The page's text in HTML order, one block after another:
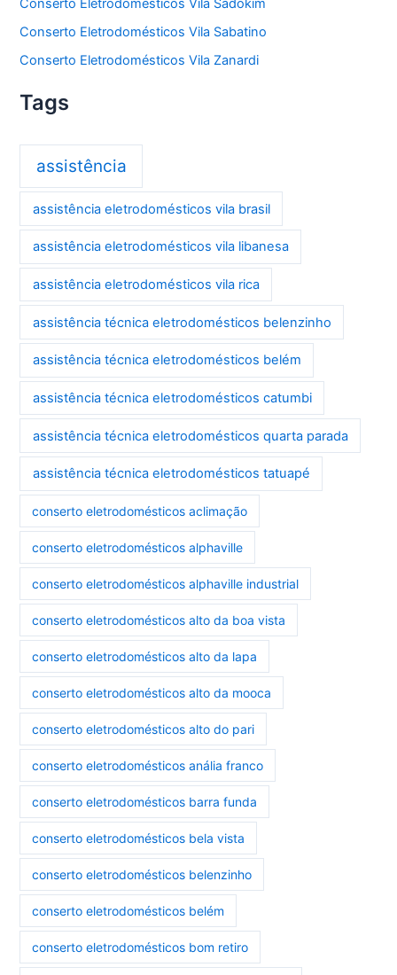
Conserto Eletrodomésticos Vila Sadokim
Conserto Eletrodomésticos Vila Sabatino
Conserto Eletrodomésticos Vila Zanardi
Tags
assistência
assistência eletrodomésticos vila brasil
assistência eletrodomésticos vila libanesa
assistência eletrodomésticos vila rica
assistência técnica eletrodomésticos belenzinho
assistência técnica eletrodomésticos belém
assistência técnica eletrodomésticos catumbi
assistência técnica eletrodomésticos quarta parada
assistência técnica eletrodomésticos tatuapé
conserto eletrodomésticos aclimação
conserto eletrodomésticos alphaville
conserto eletrodomésticos alphaville industrial
conserto eletrodomésticos alto da boa vista
conserto eletrodomésticos alto da lapa
conserto eletrodomésticos alto da mooca
conserto eletrodomésticos alto do pari
conserto eletrodomésticos anália franco
conserto eletrodomésticos barra funda
conserto eletrodomésticos bela vista
conserto eletrodomésticos belenzinho
conserto eletrodomésticos belém
conserto eletrodomésticos bom retiro